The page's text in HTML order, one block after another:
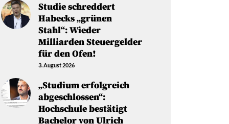
Studie schreddert
Habecks „grünen
Stahl“: Wieder
Milliarden Steuergelder
für den Ofen!
3. August 2026
„Studium erfolgreich
abgeschlossen“:
Hochschule bestätigt
Bachelor von Ulrich